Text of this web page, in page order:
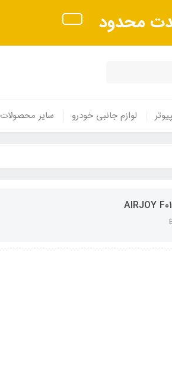
لوازم جانبی خودرو سایر محصولات